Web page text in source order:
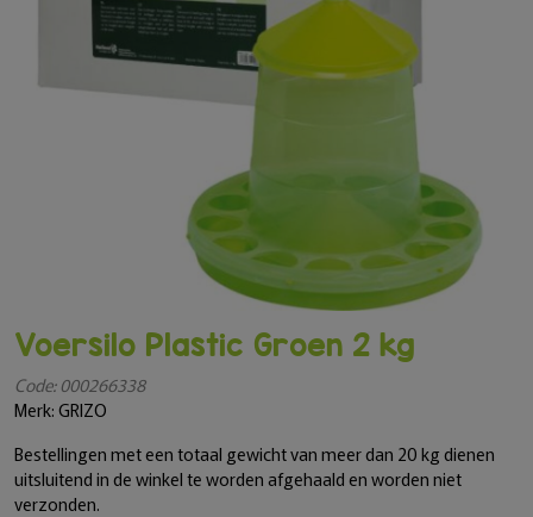
Voersilo Plastic Groen 2 kg
Code: 000266338
Merk: GRIZO
Bestellingen met een totaal gewicht van meer dan 20 kg dienen
uitsluitend in de winkel te worden afgehaald en worden niet
verzonden.